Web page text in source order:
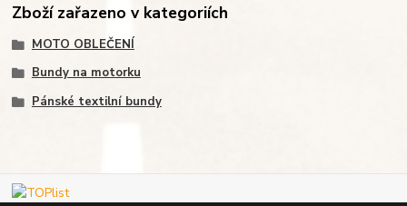
Zboží zařazeno v kategoriích
MOTO OBLEČENÍ
Bundy na motorku
Pánské textilní bundy